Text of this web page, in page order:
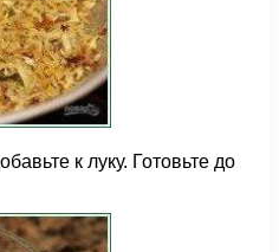
к луку. Готовьте до